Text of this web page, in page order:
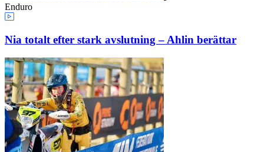
Enduro
Nia totalt efter stark avslutning – Ahlin berättar